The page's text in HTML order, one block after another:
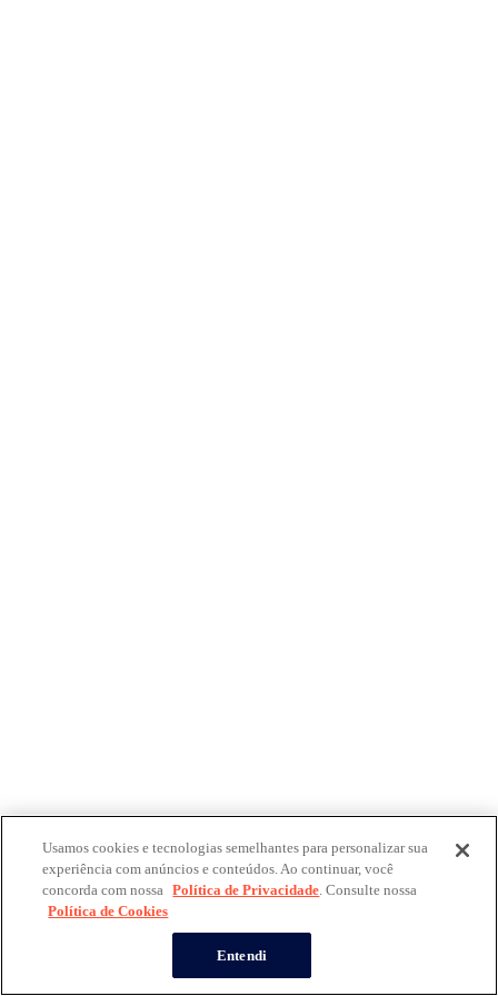
Usamos cookies e tecnologias semelhantes para personalizar sua
experiência com anúncios e conteúdos. Ao continuar, você
concorda com nossa Política de Privacidade. Consulte nossa
Política de Cookies
Entendi